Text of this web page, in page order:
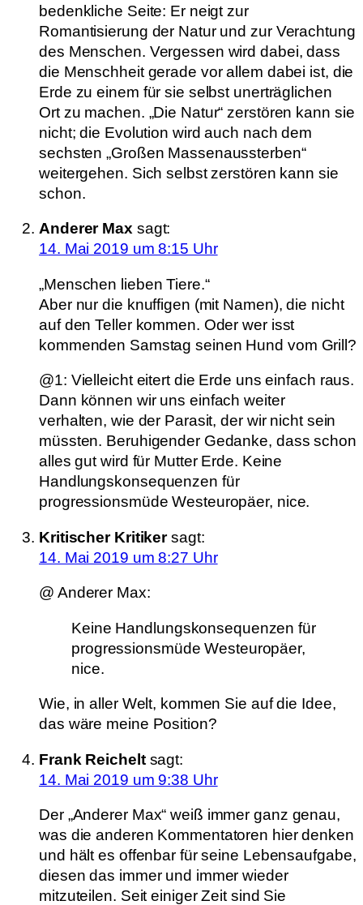
bedenkliche Seite: Er neigt zur
Romantisierung der Natur und zur Verachtung
des Menschen. Vergessen wird dabei, dass
die Menschheit gerade vor allem dabei ist, die
Erde zu einem für sie selbst unerträglichen
Ort zu machen. „Die Natur“ zerstören kann sie
nicht; die Evolution wird auch nach dem
sechsten „Großen Massenaussterben“
weitergehen. Sich selbst zerstören kann sie
schon.
Anderer Max sagt:
14. Mai 2019 um 8:15 Uhr
„Menschen lieben Tiere.“
Aber nur die knuffigen (mit Namen), die nicht
auf den Teller kommen. Oder wer isst
kommenden Samstag seinen Hund vom Grill?
@1: Vielleicht eitert die Erde uns einfach raus.
Dann können wir uns einfach weiter
verhalten, wie der Parasit, der wir nicht sein
müssten. Beruhigender Gedanke, dass schon
alles gut wird für Mutter Erde. Keine
Handlungskonsequenzen für
progressionsmüde Westeuropäer, nice.
Kritischer Kritiker sagt:
14. Mai 2019 um 8:27 Uhr
@ Anderer Max:
Keine Handlungskonsequenzen für
progressionsmüde Westeuropäer,
nice.
Wie, in aller Welt, kommen Sie auf die Idee,
das wäre meine Position?
Frank Reichelt sagt:
14. Mai 2019 um 9:38 Uhr
Der „Anderer Max“ weiß immer ganz genau,
was die anderen Kommentatoren hier denken
und hält es offenbar für seine Lebensaufgabe,
diesen das immer und immer wieder
mitzuteilen. Seit einiger Zeit sind Sie